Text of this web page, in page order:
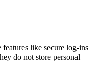
features like secure log-ins
do not store personal